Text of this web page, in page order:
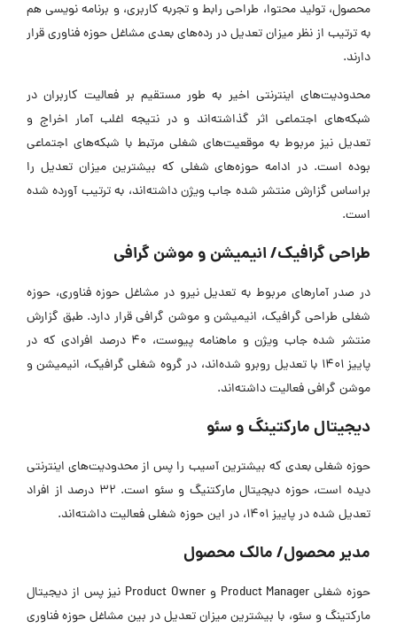
محصول، تولید محتوا، طراحی رابط و تجربه کاربری، و برنامه نویسی هم
به ترتیب از نظر میزان تعدیل در رده‌های بعدی مشاغل حوزه فناوری قرار
دارند.
محدودیت‌های اینترنتی اخیر به طور مستقیم بر فعالیت کاربران در
شبکه‌های اجتماعی اثر گذاشته‌اند و در نتیجه اغلب آمار اخراج و
تعدیل نیز مربوط به موقعیت‌های شغلی مرتبط با شبکه‌های اجتماعی
بوده است. در ادامه حوزه‌های شغلی که بیشترین میزان تعدیل را
براساس گزارش منتشر شده جاب ویژن داشته‌اند، به ترتیب آورده شده
است.
طراحی گرافیک/ انیمیشن و موشن گرافی
در صدر آمارهای مربوط به تعدیل نیرو در مشاغل حوزه فناوری، حوزه
شغلی طراحی گرافیک، انیمیشن و موشن گرافی قرار دارد. طبق گزارش
منتشر شده جاب ویژن و ماهنامه پیوست، 40 درصد افرادی که در
پاییز 1401 با تعدیل روبرو شده‌اند، در گروه شغلی گرافیک، انیمیشن و
موشن گرافی فعالیت داشته‌اند.
دیجیتال مارکتینگ و سئو
حوزه شغلی بعدی که بیشترین آسیب را پس از محدودیت‌های اینترنتی
دیده است، حوزه دیجیتال مارکتنیگ و سئو است. 32 درصد از افراد
تعدیل شده در پاییز 1401، در این حوزه شغلی فعالیت داشته‌اند.
مدیر محصول/ مالک محصول
حوزه شغلی Product Manager و Product Owner نیز پس از دیجیتال
مارکتینگ و سئو، با بیشترین میزان تعدیل در بین مشاغل حوزه فناوری